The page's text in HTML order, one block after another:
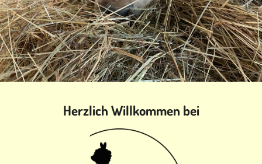
Herzlich Willkommen bei